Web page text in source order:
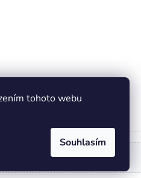
tohoto webu
Souhlasím